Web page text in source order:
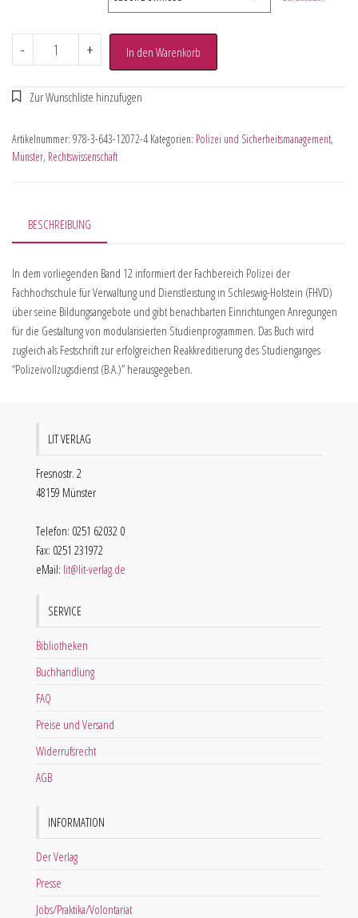
- + In den Warenkorb
Artikelnummer: 978-3-643-12072-4 Kategorien: Polizei und Sicherheitsmanagement,
Münster, Rechtswissenschaft
BESCHREIBUNG
In dem vorliegenden Band 12 informiert der Fachbereich Polizei der
Fachhochschule für Verwaltung und Dienstleistung in Schleswig-Holstein (FHVD)
über seine Bildungsangebote und gibt benachbarten Einrichtungen Anregungen
für die Gestaltung von modularisierten Studienprogrammen. Das Buch wird
zugleich als Festschrift zur erfolgreichen Reakkreditierung des Studienganges
“Polizeivollzugsdienst (B.A.)” herausgegeben.
LIT VERLAG
Fresnostr. 2
48159 Münster
Telefon: 0251 62032 0
Fax: 0251 231972
eMail: lit@lit-verlag.de
SERVICE
Bibliotheken
Buchhandlung
FAQ
Preise und Versand
Widerrufsrecht
AGB
INFORMATION
Der Verlag
Presse
Jobs/Praktika/Volontariat